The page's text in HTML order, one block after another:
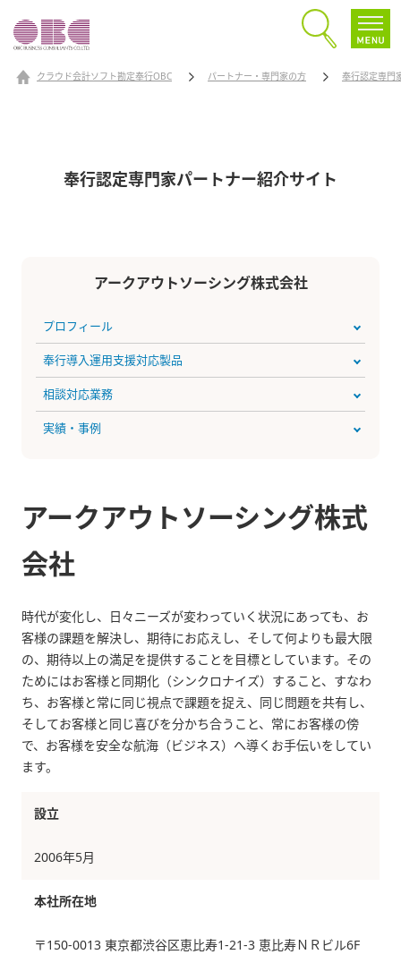
クラウド会計ソフト勘定奉行OBC パートナー・専門家の方 奉行認定専門
奉行認定専門家パートナー紹介サイト
アークアウトソーシング株式会社
プロフィール
奉行導入運用支援対応製品
相談対応業務
実績・事例
アークアウトソーシング株式
会社
時代が変化し、日々ニーズが変わっていく状況にあっても、お
客様の課題を解決し、期待にお応えし、そして何よりも最大限
の、期待以上の満足を提供することを目標としています。その
ためにはお客様と同期化（シンクロナイズ）すること、すなわ
ち、お客様と常に同じ視点で課題を捉え、同じ問題を共有し、
そしてお客様と同じ喜びを分かち合うこと、常にお客様の傍
で、お客様を安全な航海（ビジネス）へ導くお手伝いをしてい
ます。
設立
2006年5月
本社所在地
〒150-0013 東京都渋谷区恵比寿1-21-3 恵比寿ＮＲビル6F